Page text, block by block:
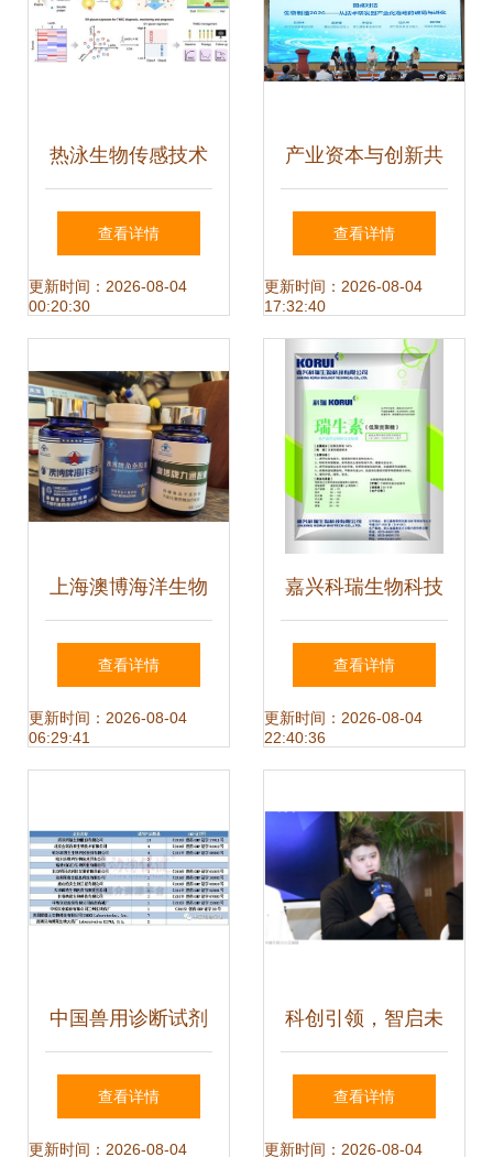
热泳生物传感技术
癌症管理的新突破
查看详情
更新时间：2026-08-04
00:20:30
产业资本与创新共
振 生物制造机构日
在杭落幕，开启多
方协作新范式
查看详情
更新时间：2026-08-04
17:32:40
上海澳博海洋生物
技术开发 以匠心定
义海洋健康产品新
查看详情
更新时间：2026-08-04
06:29:41
嘉兴科瑞生物科技
多元化饲料添加剂
产品系列助力绿色
查看详情
更新时间：2026-08-04
22:40:36
中国兽用诊断试剂
注册路径与技术开
发现状全景分析
查看详情
更新时间：2026-08-04
科创引领，智启未
来——2024胡润
U30中国创业先锋
查看详情
更新时间：2026-08-04